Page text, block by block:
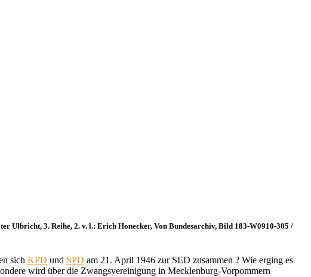
Ulbricht, 3. Reihe, 2. v. l.: Erich Honecker, Von Bundesarchiv, Bild 183-W0910-305 /
sich KPD und SPD am 21. April 1946 zur SED zusammen ? Wie erging es
wird über die Zwangsvereinigung in Mecklenburg-Vorpommern